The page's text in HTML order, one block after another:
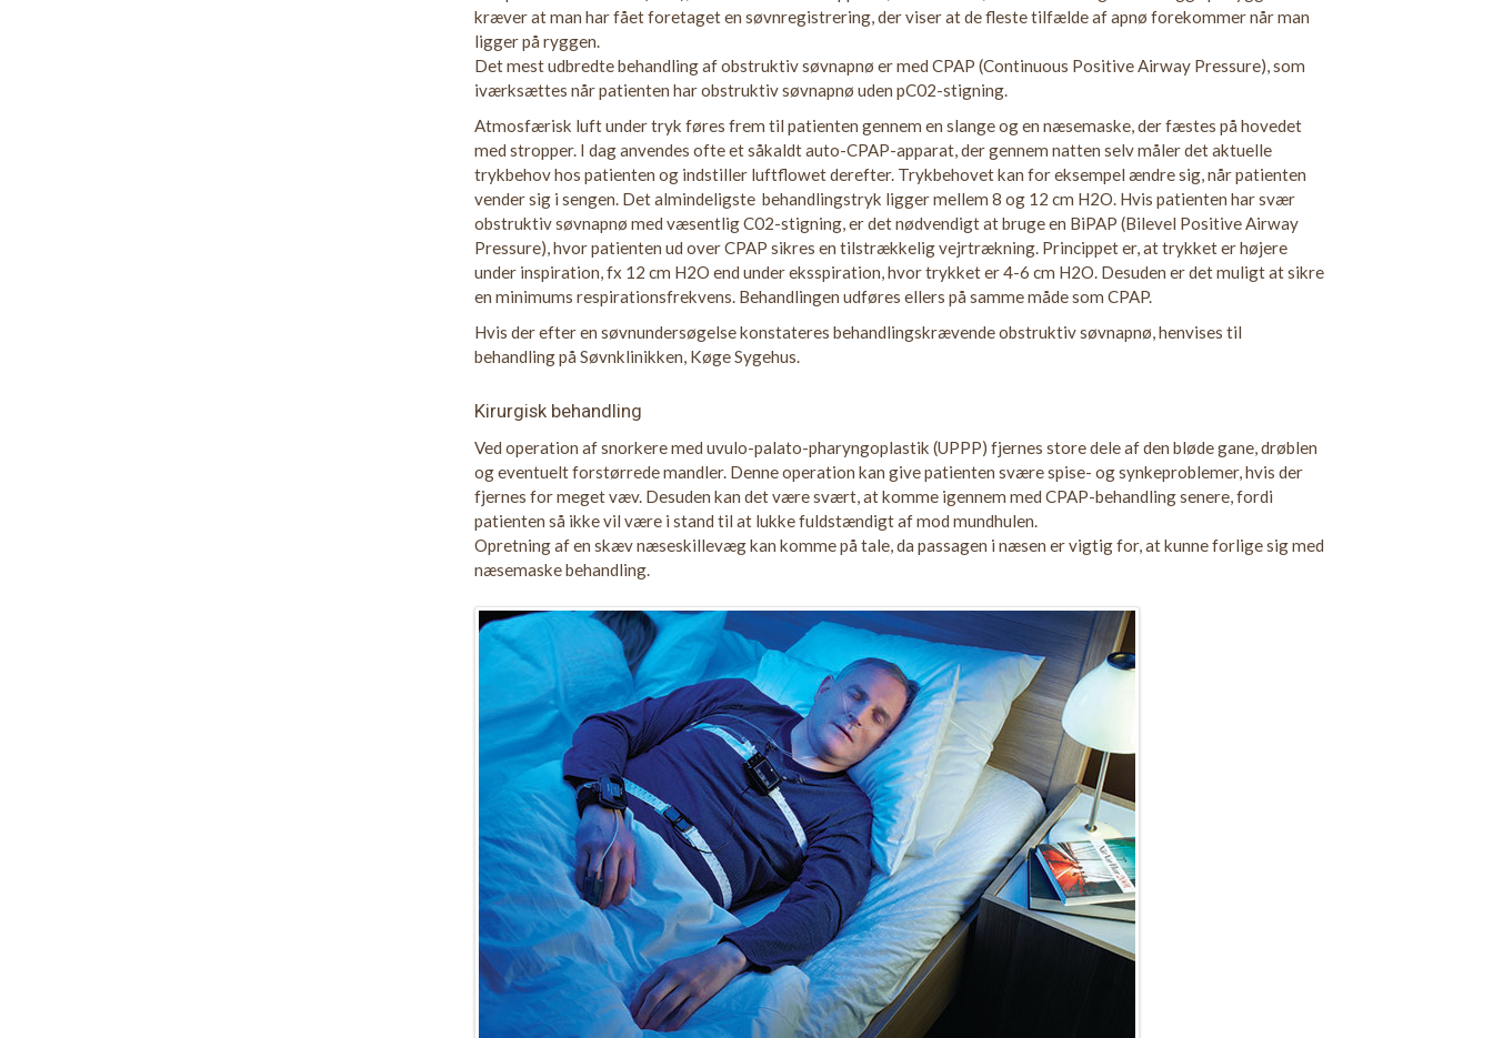
kræver at man har fået foretaget en søvnregistrering, der viser at de fleste tilfælde af apnø forekommer når man
ligger på ryggen.
Det mest udbredte behandling af obstruktiv søvnapnø er med CPAP (Continuous Positive Airway Pressure), som
iværksættes når patienten har obstruktiv søvnapnø uden pC02-stigning.
Atmosfærisk luft under tryk føres frem til patienten gennem en slange og en næsemaske, der fæstes på hovedet
med stropper. I dag anvendes ofte et såkaldt auto-CPAP-apparat, der gennem natten selv måler det aktuelle
trykbehov hos patienten og indstiller luftflowet derefter. Trykbehovet kan for eksempel ændre sig, når patienten
vender sig i sengen. Det almindeligste behandlingstryk ligger mellem 8 og 12 cm H2O. Hvis patienten har svær
obstruktiv søvnapnø med væsentlig C02-stigning, er det nødvendigt at bruge en BiPAP (Bilevel Positive Airway
Pressure), hvor patienten ud over CPAP sikres en tilstrækkelig vejrtrækning. Princippet er, at trykket er højere
under inspiration, fx 12 cm H2O end under eksspiration, hvor trykket er 4-6 cm H2O. Desuden er det muligt at sikre
en minimums respirationsfrekvens. Behandlingen udføres ellers på samme måde som CPAP.
Hvis der efter en søvnundersøgelse konstateres behandlingskrævende obstruktiv søvnapnø, henvises til
behandling på Søvnklinikken, Køge Sygehus.
Kirurgisk behandling
Ved operation af snorkere med uvulo-palato-pharyngoplastik (UPPP) fjernes store dele af den bløde gane, drøblen
og eventuelt forstørrede mandler. Denne operation kan give patienten svære spise- og synkeproblemer, hvis der
fjernes for meget væv. Desuden kan det være svært, at komme igennem med CPAP-behandling senere, fordi
patienten så ikke vil være i stand til at lukke fuldstændigt af mod mundhulen.
Opretning af en skæv næseskillevæg kan komme på tale, da passagen i næsen er vigtig for, at kunne forlige sig med
næsemaske behandling.